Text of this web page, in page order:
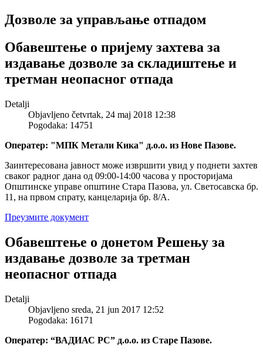
Дозволе за управљање отпадом
Обавештење о пријему захтева за
издавање дозволе за складиштење и
третман неопасног отпада
Detalji
Objavljeno četvrtak, 24 maj 2018 12:38
Pogodaka: 14751
Оператер: "МПК Метали Кика" д.о.о. из Нове Пазове.
Заинтересована јавност може извршити увид у поднети захтев
сваког радног дана од 09:00-14:00 часова у просторијама
Општинске управе општине Стара Пазова, ул. Светосавска бр.
11, на првом спрату, канцеларија бр. 8/А.
Преузмите документ
Обавештење о донетом Решењу за
издавање дозволе за третман
неопасног отпада
Detalji
Objavljeno sreda, 21 jun 2017 12:52
Pogodaka: 16171
Оператер: “ВАДИАС РС” д.о.о. из Старе Пазове.